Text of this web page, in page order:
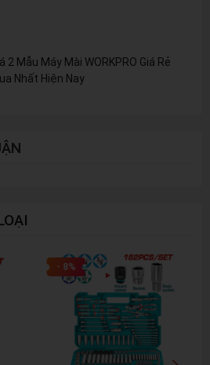
2 Mẫu Máy Mài WORKPRO Giá Rẻ
Nhất Hiện Nay
- 8%